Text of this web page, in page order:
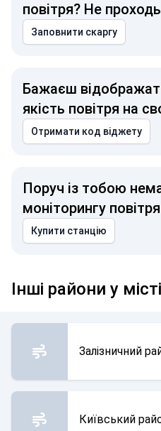
повітря? Не
Заповнити скаргу
Бажаєш
якість повітря на
Отримати код віджету
Поруч із тобою
моніторингу
Купити станцію
Інші райони у
Залізничний
Київський